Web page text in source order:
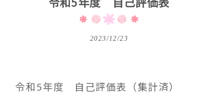
2023/12/23
令和5年度 自己評価表（集計済）